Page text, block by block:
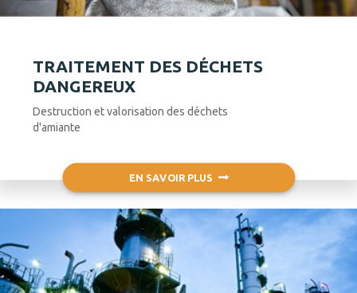
TRAITEMENT DES DÉCHETS
DANGEREUX
Destruction et valorisation des déchets
d'amiante
EN SAVOIR PLUS